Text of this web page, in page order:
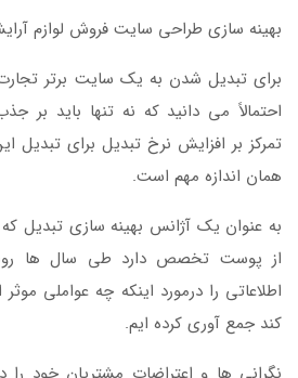
بهینه سازی طراحی سایت فروش لوازم
برای تبدیل شدن به یک سایت برتر تجارت
احتمالاً می دانید که نه تنها باید بر
تمرکز بر افزایش نرخ تبدیل برای تبدیل
همان اندازه مهم است.
به عنوان یک آژانس بهینه سازی تبدیل که
از پوست تخصص دارد طی سال ها
اطلاعاتی را درمورد اینکه چه عواملی
کند جمع آوری کرده ایم.